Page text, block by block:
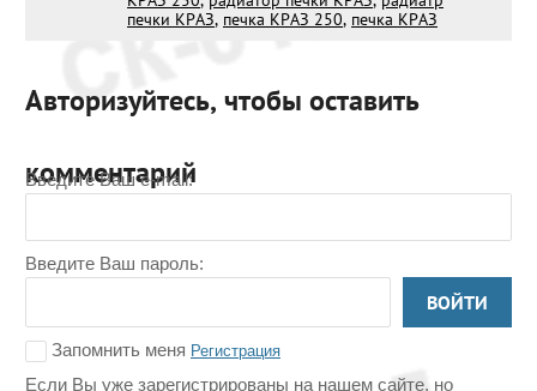
печки КРАЗ, печка КРАЗ 250, печка КРАЗ
Авторизуйтесь, чтобы оставить
комментарий
Введите Ваш e-mail:
Введите Ваш пароль:
ВОЙТИ
Запомнить меня Регистрация
Если Вы уже зарегистрированы на нашем сайте, но